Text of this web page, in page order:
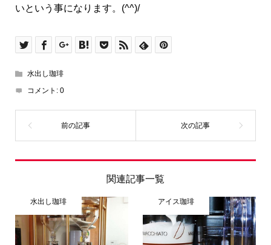
いという事になります。(^^)/
水出し珈琲
コメント: 0
関連記事一覧
水出し珈琲 アイス珈琲